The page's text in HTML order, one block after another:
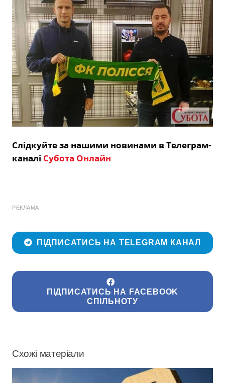
Слідкуйте за нашими новинами в Телеграм-
каналі Субота Онлайн
РЕКЛАМА
ПІДПИСАТИСЬ НА TELEGRAM КАНАЛ
ПІДПИСАТИСЬ НА FACEBOOK
СПІЛЬНОТУ
Схожі матеріали